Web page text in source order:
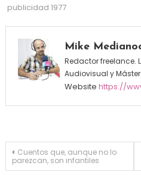
publicidad 1977
Mike
Redactor freelance.
Audiovisual y
Website https://
Navegación
Cuentos que, aunque no lo
parezcan, son infantiles